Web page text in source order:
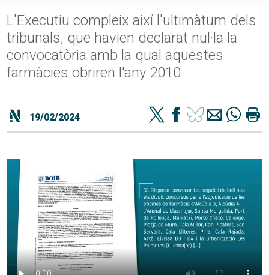
L'Executiu compleix així l'ultimàtum dels
tribunals, que havien declarat nul·la la
convocatòria amb la qual aquestes
farmàcies obriren l'any 2010
19/02/2024